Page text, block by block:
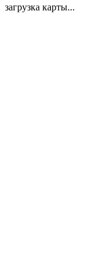
загрузка карты...